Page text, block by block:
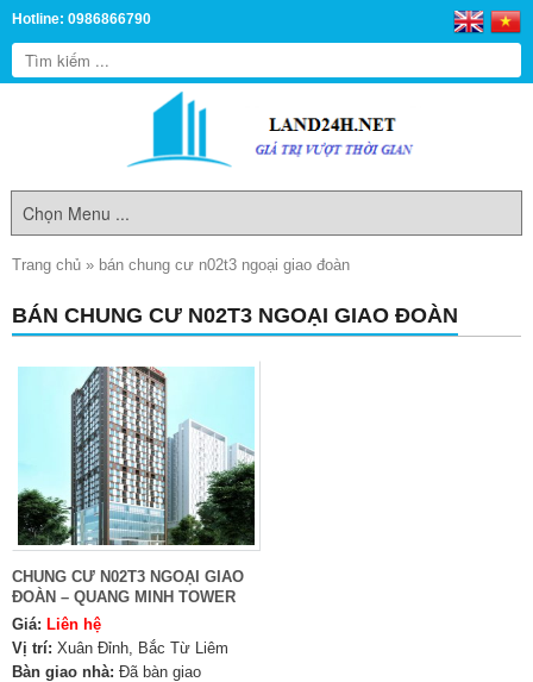
Hotline: 0986866790
Trang chủ » bán chung cư n02t3 ngoại giao đoàn
BÁN CHUNG CƯ N02T3 NGOẠI GIAO ĐOÀN
CHUNG CƯ N02T3 NGOẠI GIAO
ĐOÀN – QUANG MINH TOWER
Giá: Liên hệ
Vị trí: Xuân Đỉnh, Bắc Từ Liêm
Bàn giao nhà: Đã bàn giao